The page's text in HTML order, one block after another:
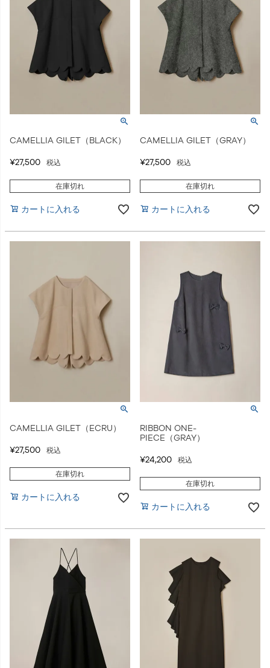
CAMELLIA GILET（BLACK）
¥27,500 税込
在庫切れ
カートに入れる
CAMELLIA GILET（GRAY）
¥27,500 税込
在庫切れ
カートに入れる
CAMELLIA GILET（ECRU）
¥27,500 税込
在庫切れ
カートに入れる
RIBBON ONE-
PIECE（GRAY）
¥24,200 税込
在庫切れ
カートに入れる